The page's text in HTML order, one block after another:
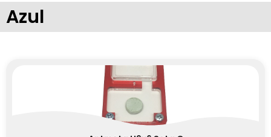
Azul